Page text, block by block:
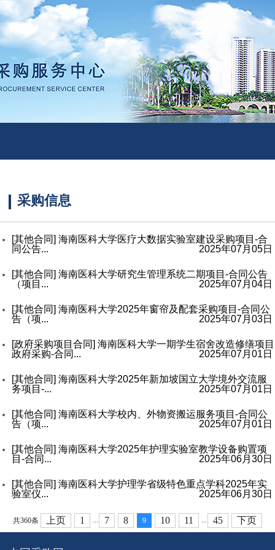
采购信息
[其他合同] 海南医科大学医疗大数据实验室建设采购项目-合
同公告...
2025年07月05日
[其他合同] 海南医科大学研究生管理系统二期项目-合同公告
（项目...
2025年07月04日
[其他合同] 海南医科大学2025年窗帘及配套采购项目-合同公
告（项...
2025年07月03日
[政府采购项目合同] 海南医科大学一期学生宿舍改造修缮项目
政府采购-合同...
2025年07月01日
[其他合同] 海南医科大学2025年新加坡国立大学境外交流服
务项目-...
2025年07月01日
[其他合同] 海南医科大学校内、外物资搬运服务项目-合同公
告（项...
2025年07月01日
[其他合同] 海南医科大学2025年护理实验室教学设备购置项
目-合同...
2025年06月30日
[其他合同] 海南医科大学护理学省级特色重点学科2025年实
验室仪...
2025年06月30日
共360条 上页 1 7 8 9 10 11 45 下页